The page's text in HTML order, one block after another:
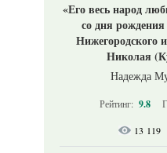
«Его весь народ
со дня
Нижегородского
Николая
Надежда
Рейтинг: 9.8
13 119